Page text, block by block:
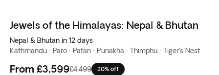
Jewels of the Himalayas: Nepal & Bhutan
Nepal & Bhutan in 12 days
Kathmandu · Paro · Patan · Punakha · Thimphu · Tiger's Nest
From £3,599£4,499 20% off